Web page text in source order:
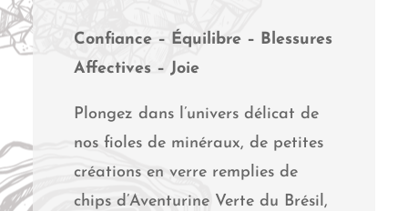
Confiance – Équilibre – Blessures
Affectives – Joie
Plongez dans l’univers délicat de
nos fioles de minéraux, de petites
créations en verre remplies de
chips d’Aventurine Verte du Brésil,